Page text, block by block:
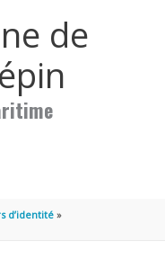
de
d’identité